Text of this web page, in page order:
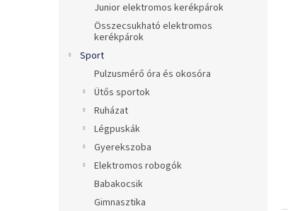
Junior elektromos kerékpárok
Összecsukható elektromos
kerékpárok
Sport
Pulzusmérő óra és okosóra
Ütős sportok
Ruházat
Légpuskák
Gyerekszoba
Elektromos robogók
Babakocsik
Gimnasztika